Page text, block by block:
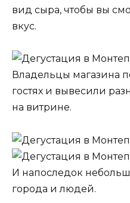
вид сыра, чтобы вы
вкус.
Владельцы магазина
гостях и вывесили
на витрине.
И напоследок
города и людей.